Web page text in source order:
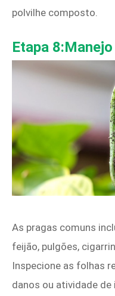
polvilhe composto.
Etapa
As pragas comuns
feijão, pulgões,
Inspecione as folhas
danos ou atividade de